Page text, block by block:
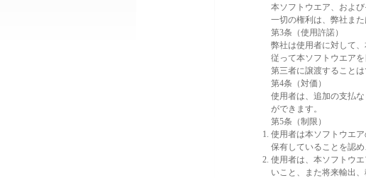
本ソフトウエア、およ
一切の権利は、弊社ま
第3条（使用許諾）
弊社は使用者に対して
従って本ソフトウエア
第三者に譲渡することは
第4条（対価）
使用者は、追加の支払
ができます。
第5条（制限）
使用者は本ソフトウエ
保有していることを認
使用者は、本ソフトウ
いこと、また将来輸出